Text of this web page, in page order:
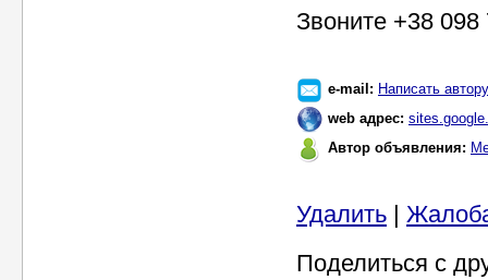
Звоните +38
e-mail: Написать автору
web адрес:
Автор объявления:
Удалить |
Поделиться с